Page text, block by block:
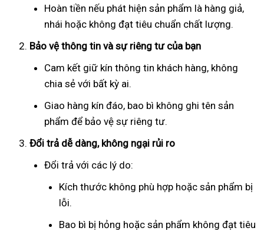
Hoàn tiền nếu phát hiện sản phẩm là hàng giả,
nhái hoặc không đạt tiêu chuẩn chất lượng.
Bảo vệ thông tin và sự riêng tư của bạn
Cam kết giữ kín thông tin khách hàng, không
chia sẻ với bất kỳ ai.
Giao hàng kín đáo, bao bì không ghi tên sản
phẩm để bảo vệ sự riêng tư.
Đổi trả dễ dàng, không ngại rủi ro
Đổi trả với các lý do:
Kích thước không phù hợp hoặc sản phẩm bị
lỗi.
Bao bì bị hỏng hoặc sản phẩm không đạt tiêu